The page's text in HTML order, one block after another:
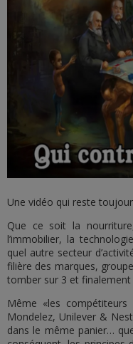
Une vidéo qui reste
Que ce soit la
l’immobilier, la
quel autre secteur
filière des marques,
tomber sur 3 et
Même «les
Mondelez, Unilever &
dans le même panier…